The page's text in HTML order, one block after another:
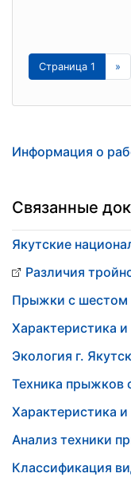
Страница 1 »
Информация о
Связанные
Якутские
Различия
Прыжки с шестом
Характеристика
Экология г.
Техника прыжков
Характеристика
Анализ техники
Классификация